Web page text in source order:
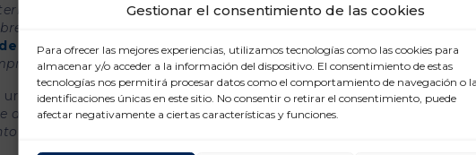
Gestionar el consentimiento de las cookies
Para ofrecer las mejores experiencias, utilizamos tecnologías como las cookies para
almacenar y/o acceder a la información del dispositivo. El consentimiento de estas
tecnologías nos permitirá procesar datos como el comportamiento de navegación o
identificaciones únicas en este sitio. No consentir o retirar el consentimiento, puede
afectar negativamente a ciertas características y funciones.
que actúe de manera inmediata para garantizar el imperio de
quiera, para que podamos asegurar el buen
Aranda,al tiempo que ha insistido en la necesidad
urgentes en materia de seguridad,ha proseguidoAranda, “ desde
del Gobierno que no demoren dos semanas más las medidas para
del coste del combustible”.